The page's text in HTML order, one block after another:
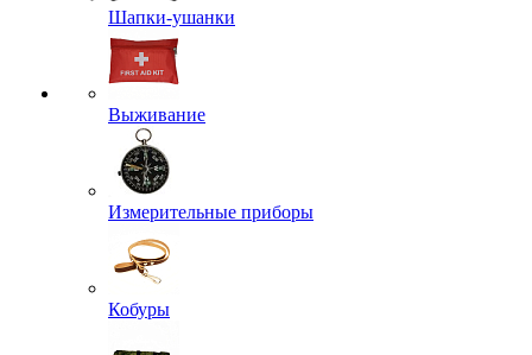
Шапки-ушанки
Выживание
Измерительные приборы
Кобуры